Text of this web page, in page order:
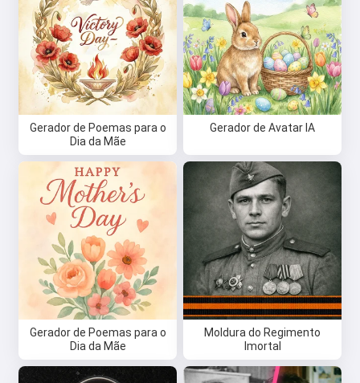
Gerador de Poemas para o
Dia da Mãe
Gerador de Avatar IA
Gerador de Poemas para o
Dia da Mãe
Moldura do Regimento
Imortal